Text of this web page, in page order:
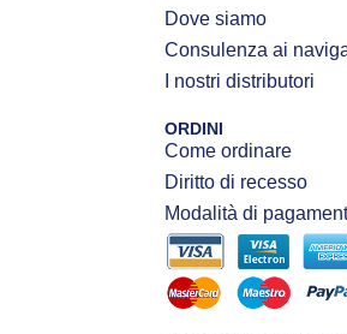
Dove siamo
Consulenza ai
I nostri distributori
ORDINI
Come ordinare
Diritto di recesso
Modalità di